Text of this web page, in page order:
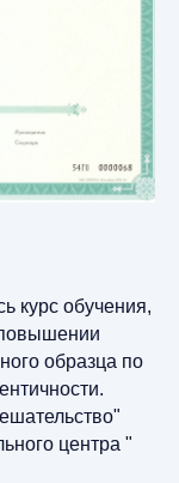
курс обучения,
образца по
центра "